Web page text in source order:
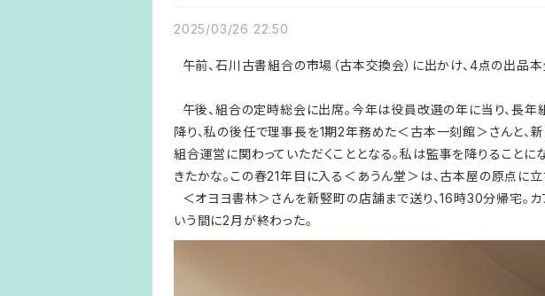
2025/03/26 22:50
午前、石川古書組合の市場（古本交換会）に出かけ、4点の出品本
午後、組合の定時総会に出席。今年は役員改選の年に当り、長
降り、私の後任で理事長を1期2年務めた＜古本一刻館＞さんと、
組合運営に関わっていただくこととなる。私は監事を降りること
きたかな。この春21年目に入る＜あうん堂＞は、古本屋の原点に立
＜オヨヨ書林＞さんを新竪町の店舗まで送り、16時30分帰宅。カ
いう間に2月が終わった。